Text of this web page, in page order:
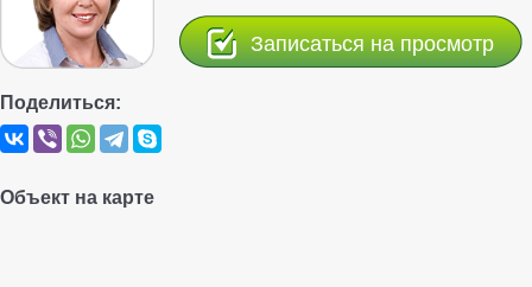
Записаться на просмотр
Поделиться:
Объект на карте